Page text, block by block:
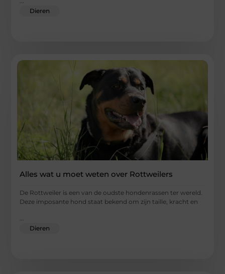
Dieren
Alles wat u moet weten over Rottweilers
De Rottweiler is een van de oudste hondenrassen ter wereld.
Deze imposante hond staat bekend om zijn taille, kracht en
Dieren